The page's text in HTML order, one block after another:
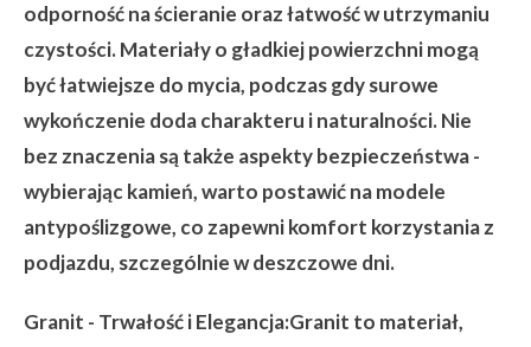
odporność na ścieranie oraz łatwość w utrzymaniu
czystości. Materiały o gładkiej powierzchni mogą
być łatwiejsze do mycia, podczas gdy surowe
wykończenie doda charakteru i naturalności. Nie
bez znaczenia są także aspekty bezpieczeństwa -
wybierając kamień, warto postawić na modele
antypoślizgowe, co zapewni komfort korzystania z
podjazdu, szczególnie w deszczowe dni.
Granit - Trwałość i Elegancja:Granit to materiał,